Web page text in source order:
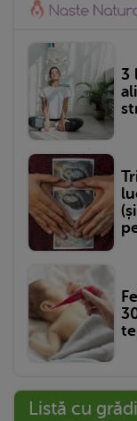
3
Listă cu